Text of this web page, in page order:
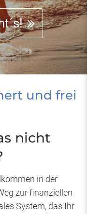
und frei
nicht
in der
zur finanziellen
System, das Ihr